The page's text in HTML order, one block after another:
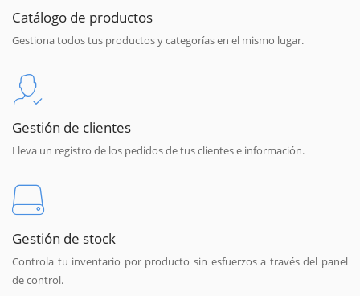
Catálogo de productos
Gestiona todos tus productos y categorías en el mismo lugar.
Gestión de clientes
Lleva un registro de los pedidos de tus clientes e información.
Gestión de stock
Controla tu inventario por producto sin esfuerzos a través del panel
de control.